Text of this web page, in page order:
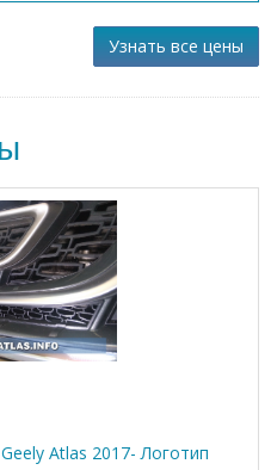
Узнать все цены
Atlas 2017- Логотип